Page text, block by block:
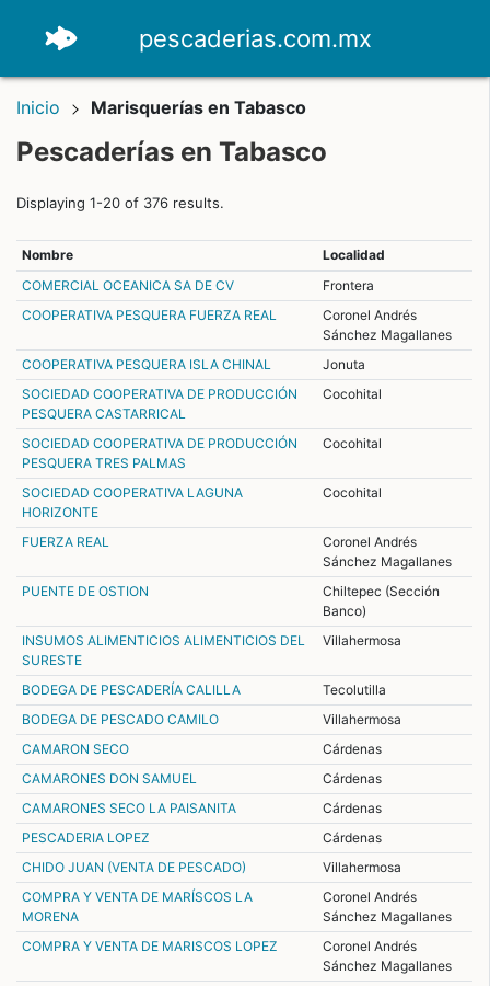
pescaderias.com.mx
Inicio Marisquerías en Tabasco
Pescaderías en Tabasco
Displaying 1-20 of 376 results.
Nombre
Localidad
COMERCIAL OCEANICA SA DE CV
Frontera
COOPERATIVA PESQUERA FUERZA REAL
Coronel Andrés
Sánchez Magallanes
COOPERATIVA PESQUERA ISLA CHINAL
Jonuta
SOCIEDAD COOPERATIVA DE PRODUCCIÓN
PESQUERA CASTARRICAL
Cocohital
SOCIEDAD COOPERATIVA DE PRODUCCIÓN
PESQUERA TRES PALMAS
Cocohital
SOCIEDAD COOPERATIVA LAGUNA
HORIZONTE
Cocohital
FUERZA REAL
Coronel Andrés
Sánchez Magallanes
PUENTE DE OSTION
Chiltepec (Sección
Banco)
INSUMOS ALIMENTICIOS ALIMENTICIOS DEL
SURESTE
Villahermosa
BODEGA DE PESCADERÍA CALILLA
Tecolutilla
BODEGA DE PESCADO CAMILO
Villahermosa
CAMARON SECO
Cárdenas
CAMARONES DON SAMUEL
Cárdenas
CAMARONES SECO LA PAISANITA
Cárdenas
PESCADERIA LOPEZ
Cárdenas
CHIDO JUAN (VENTA DE PESCADO)
Villahermosa
COMPRA Y VENTA DE MARÍSCOS LA
MORENA
Coronel Andrés
Sánchez Magallanes
COMPRA Y VENTA DE MARISCOS LOPEZ
Coronel Andrés
Sánchez Magallanes